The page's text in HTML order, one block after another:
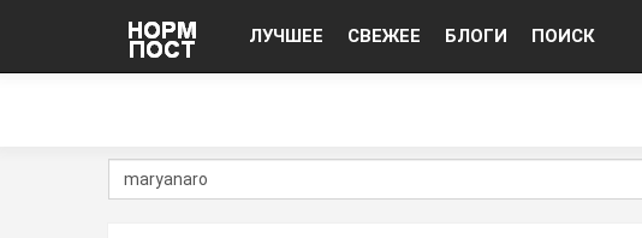
ЛУЧШЕЕ СВЕЖЕЕ БЛОГИ ПОИСК